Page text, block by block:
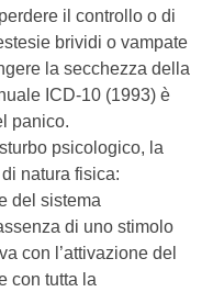
il controllo o di
brividi o vampate
la secchezza della
ICD-10 (1993) è
panico.
psicologico, la
natura fisica:
del sistema
di uno stimolo
con l’attivazione del
con tutta la